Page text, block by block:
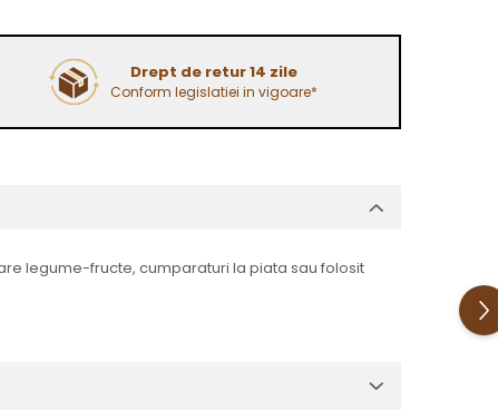
Drept de retur 14 zile
Conform legislatiei in vigoare*
legume-fructe, cumparaturi la piata sau folosit